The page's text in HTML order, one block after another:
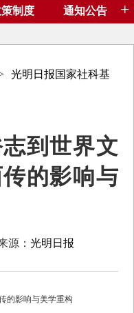
制度 通知公告 +
光明日报国家社科基
到世界文
的影响与
源：光明日报
的影响与美学重构